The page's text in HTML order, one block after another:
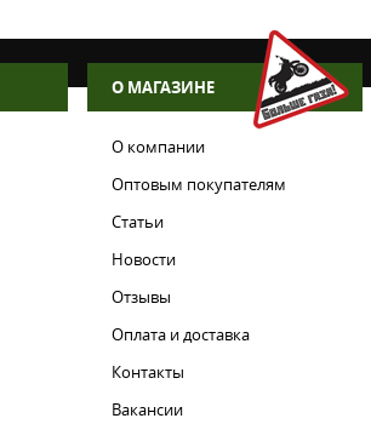
О МАГАЗИНЕ
О компании
Оптовым покупателям
Статьи
Новости
Отзывы
Оплата и доставка
Контакты
Вакансии